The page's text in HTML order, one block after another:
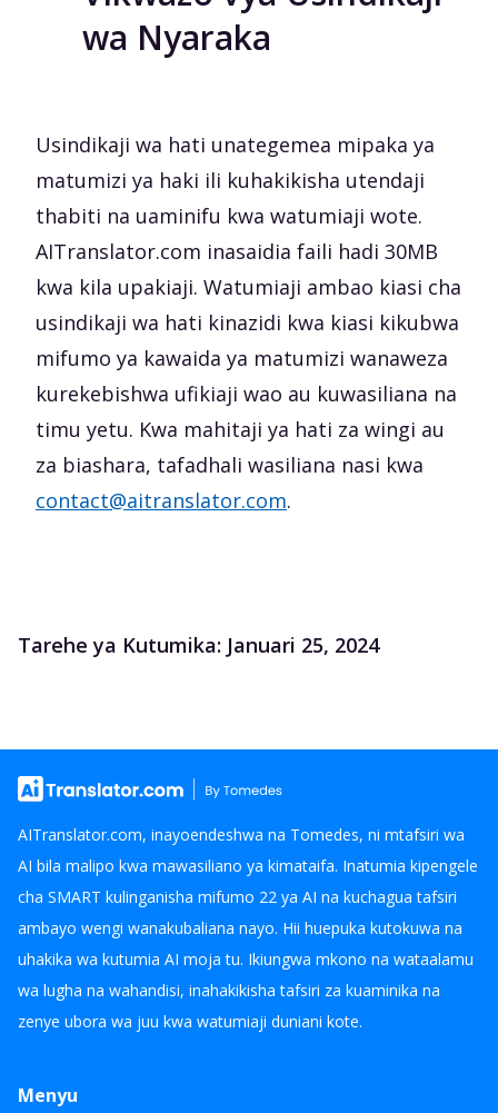
wa Nyaraka
Usindikaji wa hati unategemea mipaka ya
matumizi ya haki ili kuhakikisha utendaji
thabiti na uaminifu kwa watumiaji wote.
AITranslator.com inasaidia faili hadi 30MB
kwa kila upakiaji. Watumiaji ambao kiasi cha
usindikaji wa hati kinazidi kwa kiasi kikubwa
mifumo ya kawaida ya matumizi wanaweza
kurekebishwa ufikiaji wao au kuwasiliana na
timu yetu. Kwa mahitaji ya hati za wingi au
za biashara, tafadhali wasiliana nasi kwa
contact@aitranslator.com.
Tarehe ya Kutumika: Januari 25, 2024
AITranslator.com, inayoendeshwa na Tomedes, ni mtafsiri wa
AI bila malipo kwa mawasiliano ya kimataifa. Inatumia kipengele
cha SMART kulinganisha mifumo 22 ya AI na kuchagua tafsiri
ambayo wengi wanakubaliana nayo. Hii huepuka kutokuwa na
uhakika wa kutumia AI moja tu. Ikiungwa mkono na wataalamu
wa lugha na wahandisi, inahakikisha tafsiri za kuaminika na
zenye ubora wa juu kwa watumiaji duniani kote.
Menyu